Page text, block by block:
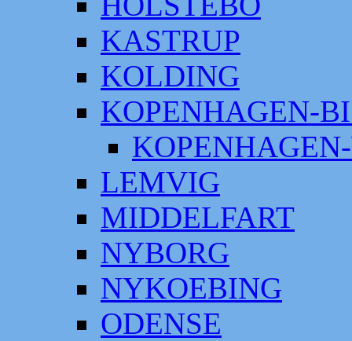
KASTRUP
KOLDING
KOPENHAGEN-
LEMVIG
MIDDELFART
NYBORG
NYKOEBING
ODENSE